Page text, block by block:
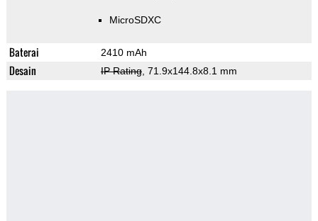
MicroSDXC
Baterai 2410 mAh
Desain IP Rating, 71.9x144.8x8.1 mm